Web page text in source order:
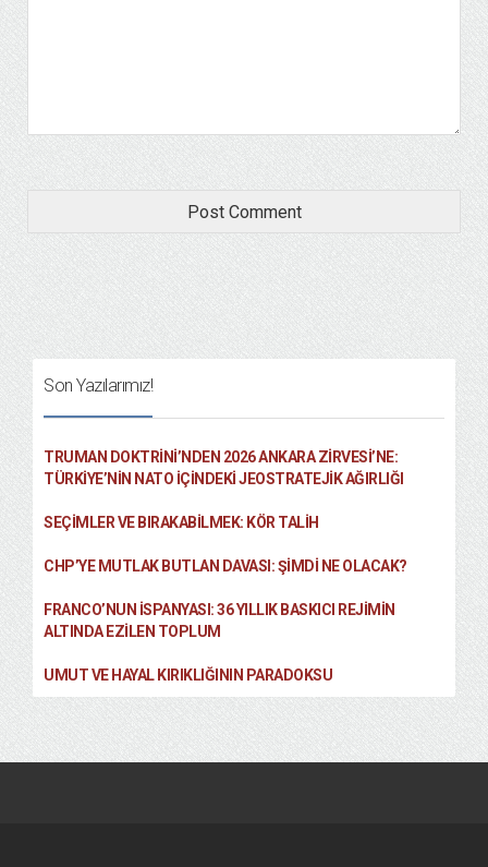
Son Yazılarımız!
TRUMAN DOKTRINI’NDEN 2026 ANKARA ZIRVESI’NE:
TÜRKIYE’NIN NATO İÇINDEKI JEOSTRATEJIK AĞIRLIĞI
SEÇIMLER VE BIRAKABILMEK: KÖR TALIH
CHP’YE MUTLAK BUTLAN DAVASI: ŞİMDİ NE OLACAK?
FRANCO’NUN İSPANYASI: 36 YILLIK BASKICI REJIMIN
ALTINDA EZILEN TOPLUM
UMUT VE HAYAL KIRIKLIĞININ PARADOKSU